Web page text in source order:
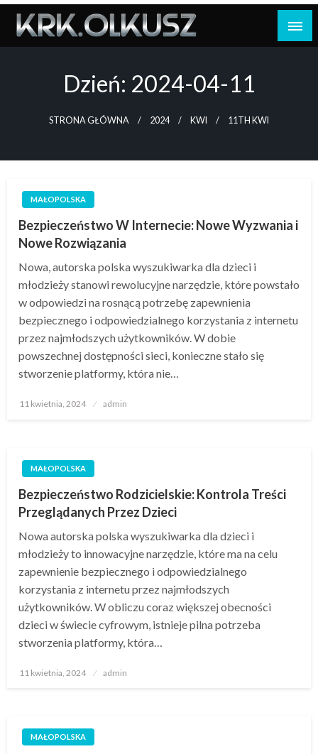
Skip
content
Dzień: 2024-04-11
STRONA GŁÓWNA 2024 KWI 11TH KWI
MAŁOPOLSKA
Bezpieczeństwo W Internecie: Nowe Wyzwania i
Nowe Rozwiązania
Nowa, autorska polska wyszukiwarka dla dzieci i
młodzieży stanowi rewolucyjne narzędzie, które powstało
w odpowiedzi na rosnącą potrzebę zapewnienia
bezpiecznego i odpowiedzialnego korzystania z internetu
przez najmłodszych użytkowników. W dobie
powszechnej dostępności sieci, konieczne stało się
stworzenie platformy, która nie…
Opublikowane
11 kwietnia, 2024 admin
MAŁOPOLSKA
Bezpieczeństwo Rodzicielskie: Kontrola Treści
Przeglądanych Przez Dzieci
Nowa autorska polska wyszukiwarka dla dzieci i
młodzieży to innowacyjne narzędzie, które ma na celu
zapewnienie bezpiecznego i odpowiedzialnego
korzystania z internetu przez najmłodszych
użytkowników. W obliczu coraz większej obecności
dzieci w świecie cyfrowym, istnieje pilna potrzeba
stworzenia platformy, która…
Opublikowane
11 kwietnia, 2024 admin
MAŁOPOLSKA